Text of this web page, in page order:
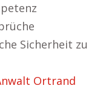
Sicherheit zu
Ortrand